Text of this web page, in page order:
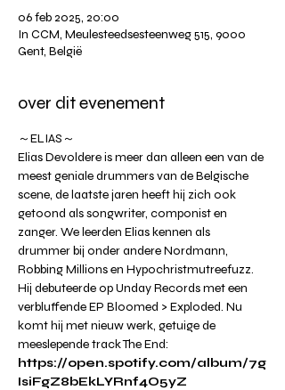
06 feb 2025, 20:00
In CCM, Meulesteedsesteenweg 515, 9000
Gent, België
over dit evenement
～ELIAS～
Elias Devoldere is meer dan alleen een van de
meest geniale drummers van de Belgische
scene, de laatste jaren heeft hij zich ook
getoond als songwriter, componist en
zanger. We leerden Elias kennen als
drummer bij onder andere Nordmann,
Robbing Millions en Hypochristmutreefuzz.
Hij debuteerde op Unday Records met een
verbluffende EP Bloomed > Exploded. Nu
komt hij met nieuw werk, getuige de
meeslepende track The End:
https://open.spotify.com/album/7g
IsiFgZ8bEkLYRnf4O5yZ